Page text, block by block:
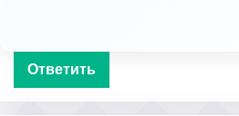
Ответить